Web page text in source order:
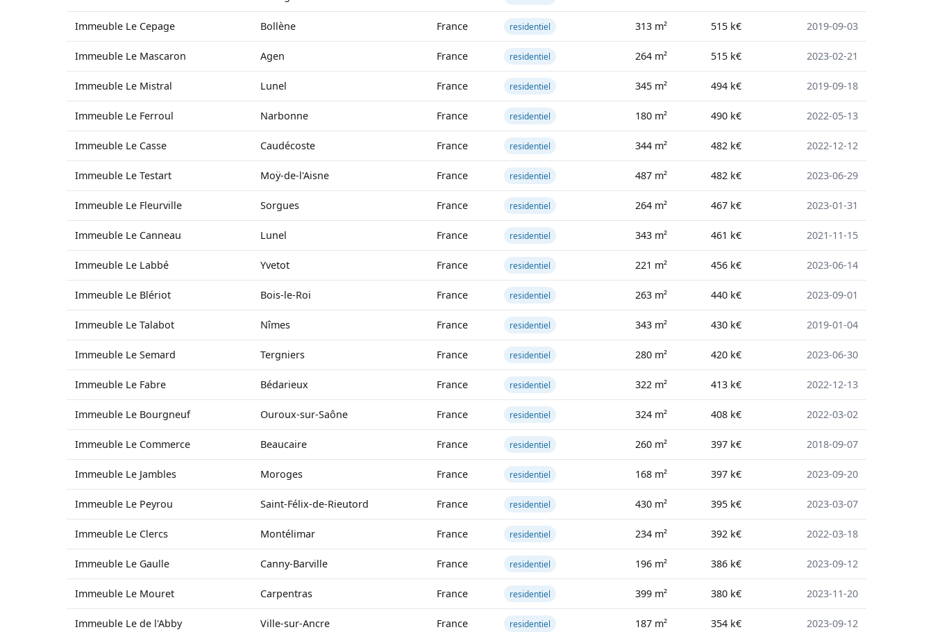
Immeuble Le Cepage Bollène France residentiel 313 m² 515 k€ 2019-09-03
Immeuble Le Mascaron Agen France residentiel 264 m² 515 k€ 2023-02-21
Immeuble Le Mistral Lunel France residentiel 345 m² 494 k€ 2019-09-18
Immeuble Le Ferroul Narbonne France residentiel 180 m² 490 k€ 2022-05-13
Immeuble Le Casse Caudécoste France residentiel 344 m² 482 k€ 2022-12-12
Immeuble Le Testart Moÿ-de-l'Aisne France residentiel 487 m² 482 k€ 2023-06-29
Immeuble Le Fleurville Sorgues France residentiel 264 m² 467 k€ 2023-01-31
Immeuble Le Canneau Lunel France residentiel 343 m² 461 k€ 2021-11-15
Immeuble Le Labbé Yvetot France residentiel 221 m² 456 k€ 2023-06-14
Immeuble Le Blériot Bois-le-Roi France residentiel 263 m² 440 k€ 2023-09-01
Immeuble Le Talabot Nîmes France residentiel 343 m² 430 k€ 2019-01-04
Immeuble Le Semard Tergniers France residentiel 280 m² 420 k€ 2023-06-30
Immeuble Le Fabre Bédarieux France residentiel 322 m² 413 k€ 2022-12-13
Immeuble Le Bourgneuf Ouroux-sur-Saône France residentiel 324 m² 408 k€ 2022-03-02
Immeuble Le Commerce Beaucaire France residentiel 260 m² 397 k€ 2018-09-07
Immeuble Le Jambles Moroges France residentiel 168 m² 397 k€ 2023-09-20
Immeuble Le Peyrou Saint-Félix-de-Rieutord France residentiel 430 m² 395 k€ 2023-03-07
Immeuble Le Clercs Montélimar France residentiel 234 m² 392 k€ 2022-03-18
Immeuble Le Gaulle Canny-Barville France residentiel 196 m² 386 k€ 2023-09-12
Immeuble Le Mouret Carpentras France residentiel 399 m² 380 k€ 2023-11-20
Immeuble Le de l'Abby Ville-sur-Ancre France residentiel 187 m² 354 k€ 2023-09-12